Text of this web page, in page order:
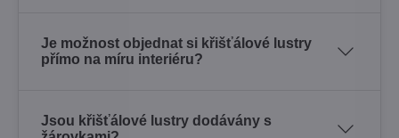
Je možnost objednat si křišťálové lustry
přímo na míru interiéru?
Jsou křišťálové lustry dodávány s